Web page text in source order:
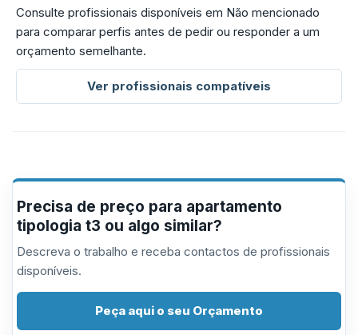
Consulte profissionais disponíveis em Não mencionado
para comparar perfis antes de pedir ou responder a um
orçamento semelhante.
Ver profissionais compatíveis
Precisa de preço para apartamento
tipologia t3 ou algo similar?
Descreva o trabalho e receba contactos de profissionais
disponíveis.
Peça aqui o seu Orçamento